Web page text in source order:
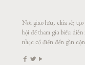
Nơi giao lưu, chia sẻ;
hội để tham gia biểu
nhạc cổ điển đến gần